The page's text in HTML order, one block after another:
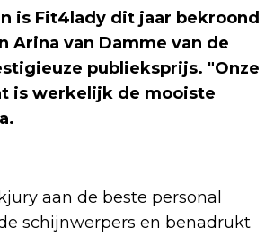
is Fit4lady dit jaar bekroond
Arina van Damme van de
publieksprijs. "Onze
is werkelijk de mooiste
aan de beste personal
schijnwerpers en benadrukt